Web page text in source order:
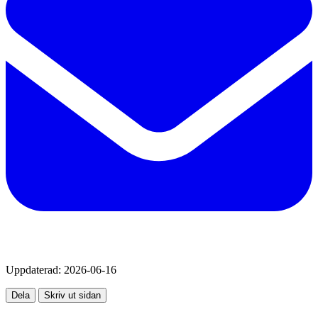
Uppdaterad: 2026-06-16
Dela Skriv ut sidan